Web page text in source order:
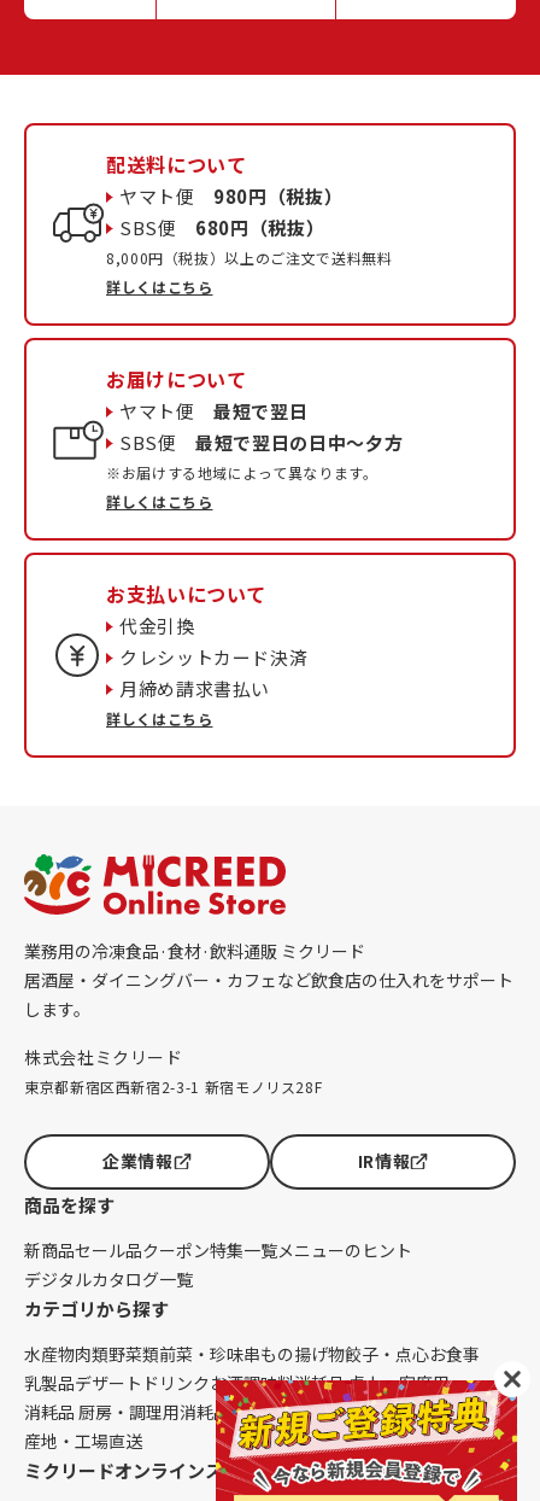
配送料について
ヤマト便 980円（税抜）
SBS便 680円（税抜）
8,000円（税抜）以上のご注文で送料無料
詳しくはこちら
お届けについて
ヤマト便最短で翌日
SBS便最短で翌日の日中〜夕方
※お届けする地域によって異なります。
詳しくはこちら
お支払いについて
代金引換
クレシットカード決済
月締め請求書払い
詳しくはこちら
業務用の冷凍食品·食材·飲料通販 ミクリード
居酒屋・ダイニングバー・カフェなど飲食店の仕入れをサポート
します。
株式会社ミクリード
東京都新宿区西新宿2-3-1 新宿モノリス28F
企業情報 IR情報
商品を探す
新商品セール品クーポン特集一覧メニューのヒント
デジタルカタログ一覧
カテゴリから探す
水産物肉類野菜類前菜・珍味串もの揚げ物餃子・点心お食事
乳製品デザート ドリンク お酒調味料消耗品 卓上・客席用
消耗品 厨房・調理用消耗品 クレンリネス生鮮品（配送便限定）
産地・工場直送
ミクリードオンラインストアについて